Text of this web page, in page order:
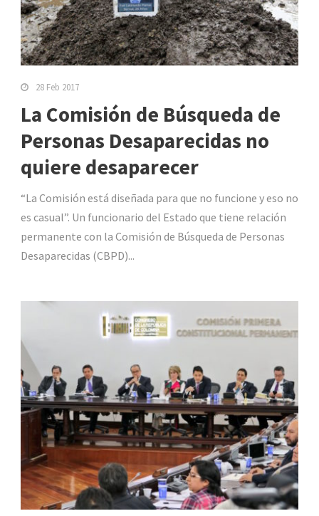
28 Feb 2017
La Comisión de Búsqueda de
Personas Desaparecidas no
quiere desaparecer
“La Comisión está diseñada para que no funcione y eso no
es casual”. Un funcionario del Estado que tiene relación
permanente con la Comisión de Búsqueda de Personas
Desaparecidas (CBPD)...